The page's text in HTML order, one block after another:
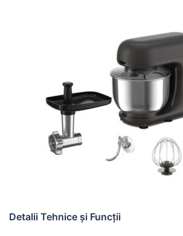
Detalii Tehnice și Funcții